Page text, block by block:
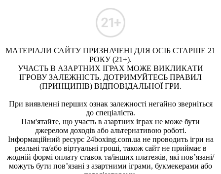
МАТЕРІАЛИ САЙТУ ПРИЗНАЧЕНІ ДЛЯ ОСІБ СТАРШЕ 21
РОКУ (21+).
УЧАСТЬ В АЗАРТНИХ ІГРАХ МОЖЕ ВИКЛИКАТИ
ІГРОВУ ЗАЛЕЖНІСТЬ. ДОТРИМУЙТЕСЬ ПРАВИЛ
(ПРИНЦИПІВ) ВІДПОВІДАЛЬНОЇ ГРИ.
При виявленні перших ознак залежності негайно зверніться
до спеціаліста.
Пам'ятайте, що участь в азартних іграх не може бути
джерелом доходів або альтернативою роботі.
Інформаційний ресурс 24boxing.com.ua не проводить ігри на
реальні та/або віртуальні гроші, також сайт не приймає в
жодній формі оплату ставок та/інших платежів, які пов’язані/
можуть бути пов’язані з азартними іграми, букмекерами або